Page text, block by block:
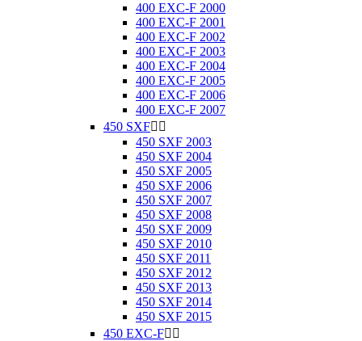
400 EXC-F 2000
400 EXC-F 2001
400 EXC-F 2002
400 EXC-F 2003
400 EXC-F 2004
400 EXC-F 2005
400 EXC-F 2006
400 EXC-F 2007
450 SXF 
450 SXF 2003
450 SXF 2004
450 SXF 2005
450 SXF 2006
450 SXF 2007
450 SXF 2008
450 SXF 2009
450 SXF 2010
450 SXF 2011
450 SXF 2012
450 SXF 2013
450 SXF 2014
450 SXF 2015
450 EXC-F 